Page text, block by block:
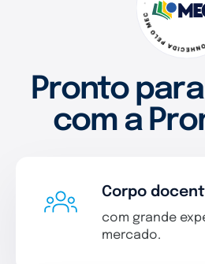
Pronto
com a
Corpo
com grande
mercado.